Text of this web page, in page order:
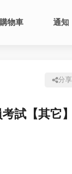
購物車 通知
分享
試【其它】